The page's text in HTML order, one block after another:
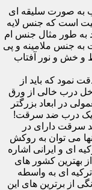
به صورت سلیقه ای
است که جنس لایه
به طور مثال جنس ام
به جنس ملامینه و پی
و خش و نور آفتاب
نمود که باید از
درب خالی از ورق
در ابعاد بزرگتر
یک درب ضد سرقت!
دارای در
می توان به روکش
ای و ایرانی اشاره
بهترین کشور های
ای به واسطه
از برترین های این